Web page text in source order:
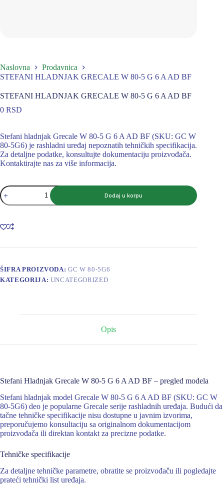
Naslovna
Prodavnica
STEFANI HLADNJAK GRECALE W 80-5 G 6 A AD BF
STEFANI HLADNJAK GRECALE W 80-5 G 6 A AD BF
0 RSD
Stefani hladnjak Grecale W 80-5 G 6 A AD BF (SKU: GC W
80-5G6) je rashladni uređaj nepoznatih tehničkih specifikacija.
Za detaljne podatke, konsultujte dokumentaciju proizvođača.
Kontaktirajte nas za više informacija.
STEFANI
HLADNJAK
GRECALE
80-
5
6
AD
BF
količina
Dodaj u korpu
ŠIFRA PROIZVODA:GC W 80-5G6
KATEGORIJA: UNCATEGORIZED
Opis
Stefani Hladnjak Grecale W 80-5 G 6 A AD BF – pregled modela
Stefani hladnjak model Grecale W 80-5 G 6 A AD BF (SKU: GC W
80-5G6) deo je popularne Grecale serije rashladnih uređaja. Budući da
tačne tehničke specifikacije nisu dostupne u javnim izvorima,
preporučujemo konsultaciju sa originalnom dokumentacijom
proizvođača ili direktan kontakt za precizne podatke.
Tehničke specifikacije
Za detaljne tehničke parametre, obratite se proizvođaču ili pogledajte
prateći tehnički list uređaja.